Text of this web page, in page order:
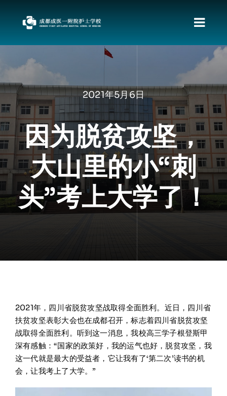
容
切
换
导
航
新闻动态
职教发展政策
资料下载
责任督专区
校园文化
招生专栏
2021年5月6日
因为脱贫攻坚，
大山里的小“刺
头”考上大学了！
2021年，四川省脱贫攻坚战取得全面胜利。近日，四川省
扶贫攻坚表彰大会也在成都召开，标志着四川省脱贫攻坚
战取得全面胜利。听到这一消息，我校高三学子根登斯甲
深有感触：“国家的政策好，我的运气也好，脱贫攻坚，我
这一代就是最大的受益者，它让我有了‘第二次’读书的机
会，让我考上了大学。”